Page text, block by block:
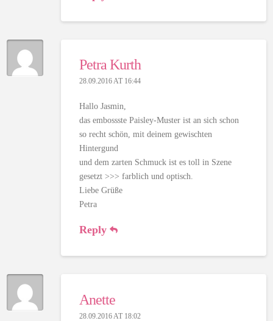
Petra Kurth
28.09.2016 AT 16:44
Hallo Jasmin,
das embossste Paisley-Muster ist an sich schon
so recht schön, mit deinem gewischten
Hintergund
und dem zarten Schmuck ist es toll in Szene
gesetzt >>> farblich und optisch.
Liebe Grüße
Petra
Reply
Anette
28.09.2016 AT 18:02